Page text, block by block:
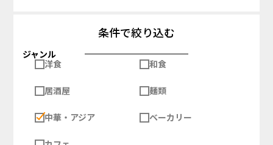
条件で絞り込む
ジャンル
洋食
和食
居酒屋 麺類
中華・アジア ベーカリー